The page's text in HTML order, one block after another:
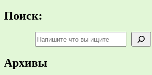
Поиск:
Архивы